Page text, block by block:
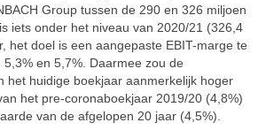
Group tussen de 290 en 326 miljoen
iets onder het niveau van 2020/21 (326,4
het doel is een aangepaste EBIT-marge te
en 5,7%. Daarmee zou de
het huidige boekjaar aanmerkelijk hoger
het pre-coronaboekjaar 2019/20 (4,8%)
van de afgelopen 20 jaar (4,5%).